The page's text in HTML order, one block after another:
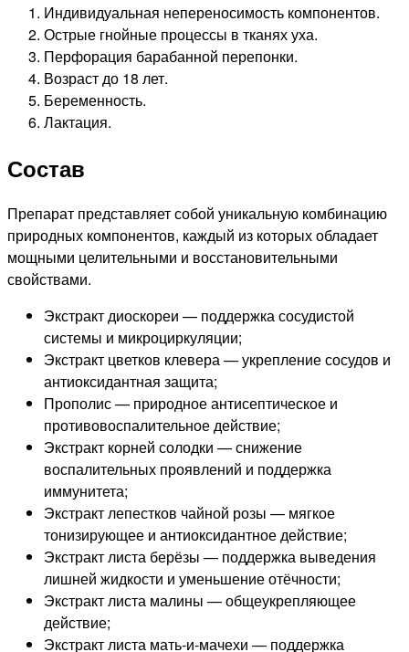
Индивидуальная непереносимость компонентов.
Острые гнойные процессы в тканях уха.
Перфорация барабанной перепонки.
Возраст до 18 лет.
Беременность.
Лактация.
Состав
Препарат представляет собой уникальную комбинацию
природных компонентов, каждый из которых обладает
мощными целительными и восстановительными
свойствами.
Экстракт диоскореи — поддержка сосудистой
системы и микроциркуляции;
Экстракт цветков клевера — укрепление сосудов и
антиоксидантная защита;
Прополис — природное антисептическое и
противовоспалительное действие;
Экстракт корней солодки — снижение
воспалительных проявлений и поддержка
иммунитета;
Экстракт лепестков чайной розы — мягкое
тонизирующее и антиоксидантное действие;
Экстракт листа берёзы — поддержка выведения
лишней жидкости и уменьшение отёчности;
Экстракт листа малины — общеукрепляющее
действие;
Экстракт листа мать-и-мачехи — поддержка